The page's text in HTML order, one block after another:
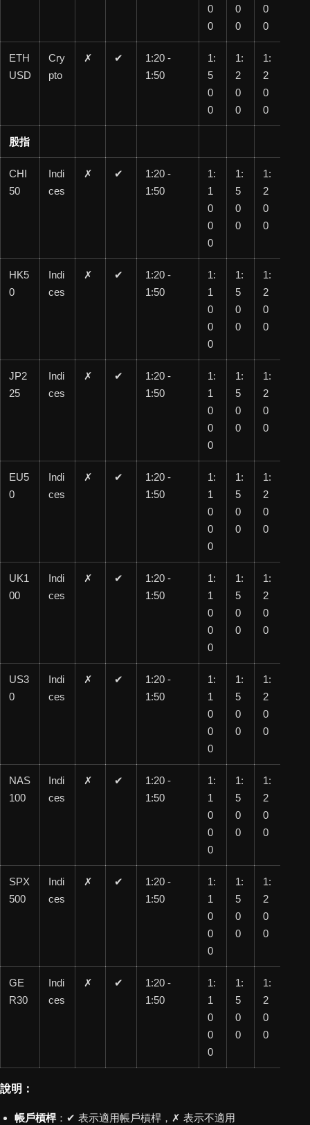
0
0
0
0
0
0
ETH
USD
Cry
pto
✗ ✔
1:20 -
1:50
1:
5
0
0
1:
2
0
0
1:
2
0
0
股指
CHI
50
Indi
ces
✗ ✔
1:20 -
1:50
1:
1
0
0
0
1:
5
0
0
1:
2
0
0
HK5
0
Indi
ces
✗ ✔
1:20 -
1:50
1:
1
0
0
0
1:
5
0
0
1:
2
0
0
JP2
25
Indi
ces
✗ ✔
1:20 -
1:50
1:
1
0
0
0
1:
5
0
0
1:
2
0
0
EU5
0
Indi
ces
✗ ✔
1:20 -
1:50
1:
1
0
0
0
1:
5
0
0
1:
2
0
0
UK1
00
Indi
ces
✗ ✔
1:20 -
1:50
1:
1
0
0
0
1:
5
0
0
1:
2
0
0
US3
0
Indi
ces
✗ ✔
1:20 -
1:50
1:
1
0
0
0
1:
5
0
0
1:
2
0
0
NAS
100
Indi
ces
✗ ✔
1:20 -
1:50
1:
1
0
0
0
1:
5
0
0
1:
2
0
0
SPX
500
Indi
ces
✗ ✔
1:20 -
1:50
1:
1
0
0
0
1:
5
0
0
1:
2
0
0
GE
R30
Indi
ces
✗ ✔
1:20 -
1:50
1:
1
0
0
0
1:
5
0
0
1:
2
0
0
說明：
帳戶槓桿：✔ 表示適用帳戶槓桿，✗ 表示不適用